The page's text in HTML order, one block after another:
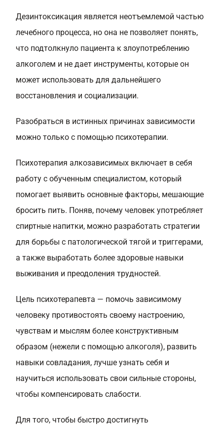
Дезинтоксикация является неотъемлемой частью
лечебного процесса, но она не позволяет понять,
что подтолкнуло пациента к злоупотреблению
алкоголем и не дает инструменты, которые он
может использовать для дальнейшего
восстановления и социализации.
Разобраться в истинных причинах зависимости
можно только с помощью психотерапии.
Психотерапия алкозависимых включает в себя
работу с обученным специалистом, который
помогает выявить основные факторы, мешающие
бросить пить. Поняв, почему человек употребляет
спиртные напитки, можно разработать стратегии
для борьбы с патологической тягой и триггерами,
а также выработать более здоровые навыки
выживания и преодоления трудностей.
Цель психотерапевта — помочь зависимому
человеку противостоять своему настроению,
чувствам и мыслям более конструктивным
образом (нежели с помощью алкоголя), развить
навыки совладания, лучше узнать себя и
научиться использовать свои сильные стороны,
чтобы компенсировать слабости.
Для того, чтобы быстро достигнуть